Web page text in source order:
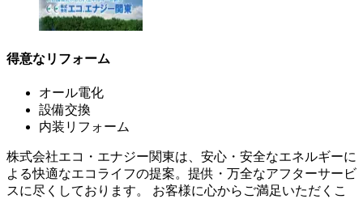
得意なリフォーム
オール電化
設備交換
内装リフォーム
株式会社エコ・エナジー関東は、安心・安全なエネルギーに
よる快適なエコライフの提案。提供・万全なアフターサービ
スに尽くしております。 お客様に心からご満足いただくこ